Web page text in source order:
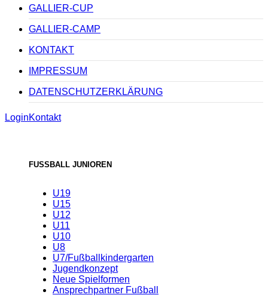
GALLIER-CUP
GALLIER-CAMP
KONTAKT
IMPRESSUM
DATENSCHUTZERKLÄRUNG
LoginKontakt
FUSSBALL JUNIOREN
U19
U15
U12
U11
U10
U8
U7/Fußballkindergarten
Jugendkonzept
Neue Spielformen
Ansprechpartner Fußball